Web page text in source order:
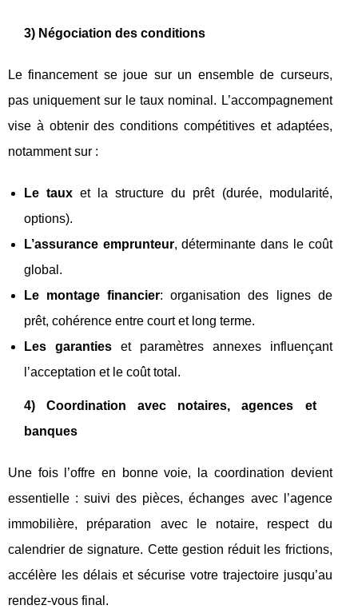
3) Négociation des conditions
Le financement se joue sur un ensemble de curseurs,
pas uniquement sur le taux nominal. L’accompagnement
vise à obtenir des conditions compétitives et adaptées,
notamment sur :
Le taux et la structure du prêt (durée, modularité,
options).
L’assurance emprunteur, déterminante dans le coût
global.
Le montage financier: organisation des lignes de
prêt, cohérence entre court et long terme.
Les garantieset paramètres annexes influençant
l’acceptation et le coût total.
4) Coordination avec notaires, agences et
banques
Une fois l’offre en bonne voie, la coordination devient
essentielle : suivi des pièces, échanges avec l’agence
immobilière, préparation avec le notaire, respect du
calendrier de signature. Cette gestion réduit les frictions,
accélère les délais et sécurise votre trajectoire jusqu’au
rendez-vous final.